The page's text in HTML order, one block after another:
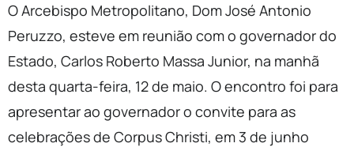
O Arcebispo Metropolitano, Dom José Antonio
Peruzzo, esteve em reunião com o governador do
Estado, Carlos Roberto Massa Junior, na manhã
desta quarta-feira, 12 de maio. O encontro foi para
apresentar ao governador o convite para as
celebrações de Corpus Christi, em 3 de junho